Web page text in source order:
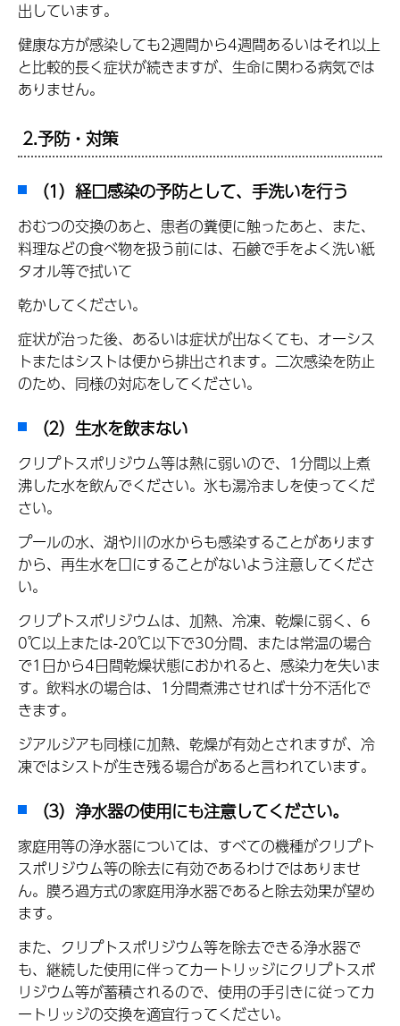
出しています。
健康な方が感染しても2週間から4週間あるいはそれ以上
と比較的長く症状が続きますが、生命に関わる病気では
ありません。
2.予防・対策
（1）経口感染の予防として、手洗いを行う
おむつの交換のあと、患者の糞便に触ったあと、また、
料理などの食べ物を扱う前には、石鹸で手をよく洗い紙
タオル等で拭いて
乾かしてください。
症状が治った後、あるいは症状が出なくても、オーシス
トまたはシストは便から排出されます。二次感染を防止
のため、同様の対応をしてください。
（2）生水を飲まない
クリプトスポリジウム等は熱に弱いので、1分間以上煮
沸した水を飲んでください。氷も湯冷ましを使ってくだ
さい。
プールの水、湖や川の水からも感染することがあります
から、再生水を口にすることがないよう注意してくださ
い。
クリプトスポリジウムは、加熱、冷凍、乾燥に弱く、6
0℃以上または-20℃以下で30分間、または常温の場合
で1日から4日間乾燥状態におかれると、感染力を失いま
す。飲料水の場合は、1分間煮沸させれば十分不活化で
きます。
ジアルジアも同様に加熱、乾燥が有効とされますが、冷
凍ではシストが生き残る場合があると言われています。
（3）浄水器の使用にも注意してください。
家庭用等の浄水器については、すべての機種がクリプト
スポリジウム等の除去に有効であるわけではありませ
ん。膜ろ過方式の家庭用浄水器であると除去効果が望め
ます。
また、クリプトスポリジウム等を除去できる浄水器で
も、継続した使用に伴ってカートリッジにクリプトスポ
リジウム等が蓄積されるので、使用の手引きに従ってカ
ートリッジの交換を適宜行ってください。